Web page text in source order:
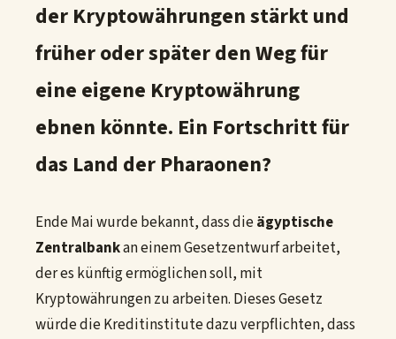
der Kryptowährungen stärkt und
früher oder später den Weg für
eine eigene Kryptowährung
ebnen könnte. Ein Fortschritt für
das Land der Pharaonen?
Ende Mai wurde bekannt, dass dieägyptische
Zentralbankan einem Gesetzentwurf arbeitet,
der es künftig ermöglichen soll, mit
Kryptowährungen zu arbeiten. Dieses Gesetz
würde die Kreditinstitute dazu verpflichten, dass